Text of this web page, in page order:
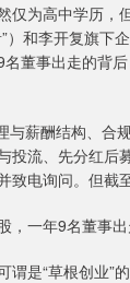
仅为高中学历，
）和李开复旗下
董事出走的背
与薪酬结构、合
投流、先分红后
电询问。但截
，一年9名董事出
是“草根创业”的